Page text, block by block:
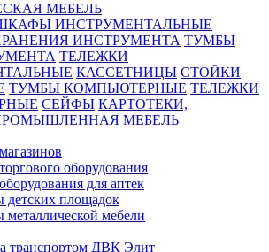
МЕБЕЛЬ
ИНСТРУМЕНТАЛЬНЫЕ
ИНСТРУМЕНТА ТУМБЫ
ТЕЛЕЖКИ
КАССЕТНИЦЫ СТОЙКИ
ТУМБЫ КОМПЬЮТЕРНЫЕ ТЕЛЕЖКИ
СЕЙФЫ КАРТОТЕКИ,
МЕБЕЛЬ
оборудования
для аптек
детских площадок
металлической мебели
транспортом ДВК Элит